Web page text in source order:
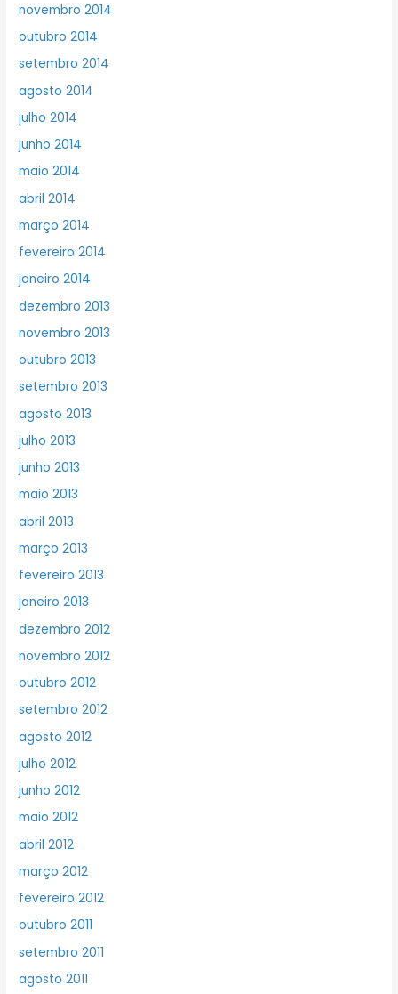
novembro 2014
outubro 2014
setembro 2014
agosto 2014
julho 2014
junho 2014
maio 2014
abril 2014
março 2014
fevereiro 2014
janeiro 2014
dezembro 2013
novembro 2013
outubro 2013
setembro 2013
agosto 2013
julho 2013
junho 2013
maio 2013
abril 2013
março 2013
fevereiro 2013
janeiro 2013
dezembro 2012
novembro 2012
outubro 2012
setembro 2012
agosto 2012
julho 2012
junho 2012
maio 2012
abril 2012
março 2012
fevereiro 2012
outubro 2011
setembro 2011
agosto 2011